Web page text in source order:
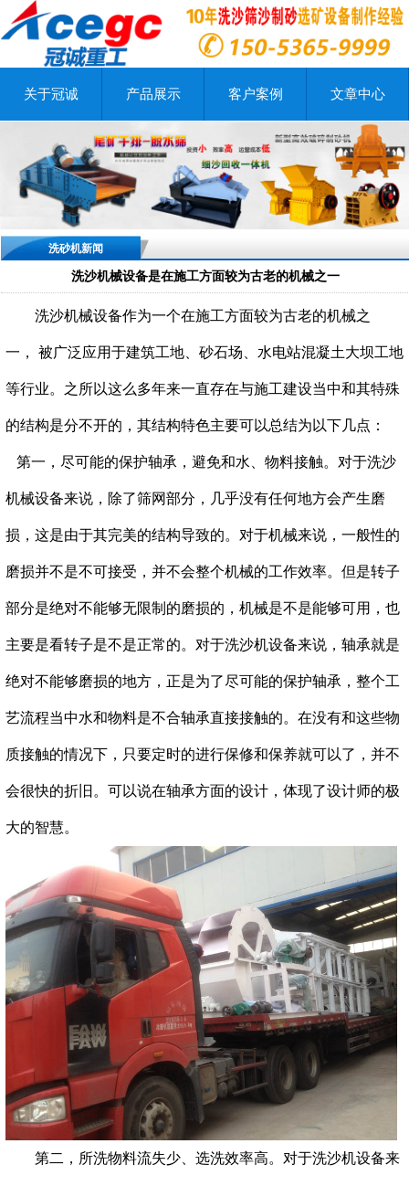
关于冠诚 产品展示 客户案例 文章中心
洗砂机新闻
洗沙机械设备是在施工方面较为古老的机械之一
洗沙机械设备作为一个在施工方面较为古老的机械之
一， 被广泛应用于建筑工地、砂石场、水电站混凝土大坝工地
等行业。 之所以这么多年来一直存在与施工建设当中和其特殊
的结构是分不开的，其结构特色主要可以总结为以下几点：
第一，尽可能的保护轴承，避免和水、物料接触。对于洗沙
机械设备来说，除了筛网部分，几乎没有任何地方会产生磨
损，这是由于其完美的结构导致的。对于机械来说，一般性的
磨损并不是不可接受，并不会整个机械的工作效率。但是转子
部分是绝对不能够无限制的磨损的，机械是不是能够可用，也
主要是看转子是不是正常的。对于洗沙机设备来说，轴承就是
绝对不能够磨损的地方，正是为了尽可能的保护轴承，整个工
艺流程当中水和物料是不合轴承直接接触的。在没有和这些物
质接触的情况下，只要定时的进行保修和保养就可以了，并不
会很快的折旧。可以说在轴承方面的设计，体现了设计师的极
大的智慧。
第二，所洗物料流失少、选洗效率高。对于洗沙机设备来